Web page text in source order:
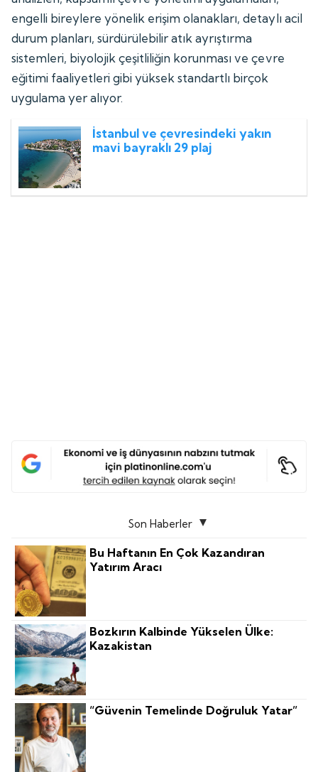
engelli bireylere yönelik erişim olanakları, detaylı acil
durum planları, sürdürülebilir atık ayrıştırma
sistemleri, biyolojik çeşitliliğin korunması ve çevre
eğitimi faaliyetleri gibi yüksek standartlı birçok
uygulama yer alıyor.
İstanbul ve çevresindeki yakın
mavi bayraklı 29 plaj
Son Haberler
Bu Haftanın En Çok Kazandıran
Yatırım Aracı
Bozkırın Kalbinde Yükselen Ülke:
Kazakistan
“Güvenin Temelinde Doğruluk Yatar”